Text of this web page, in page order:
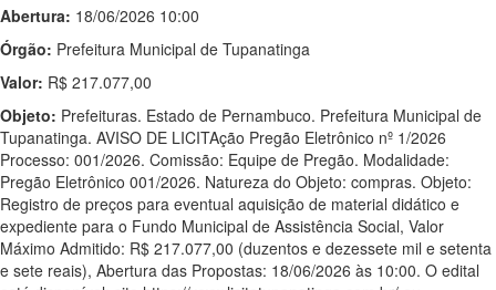
Abertura: 18/06/2026 10:00
Órgão: Prefeitura Municipal de Tupanatinga
Valor: R$ 217.077,00
Objeto: Prefeituras. Estado de Pernambuco. Prefeitura Municipal de
Tupanatinga. AVISO DE LICITAção Pregão Eletrônico nº 1/2026
Processo: 001/2026. Comissão: Equipe de Pregão. Modalidade:
Pregão Eletrônico 001/2026. Natureza do Objeto: compras. Objeto:
Registro de preços para eventual aquisição de material didático e
expediente para o Fundo Municipal de Assistência Social, Valor
Máximo Admitido: R$ 217.077,00 (duzentos e dezessete mil e setenta
e sete reais), Abertura das Propostas: 18/06/2026 às 10:00. O edital